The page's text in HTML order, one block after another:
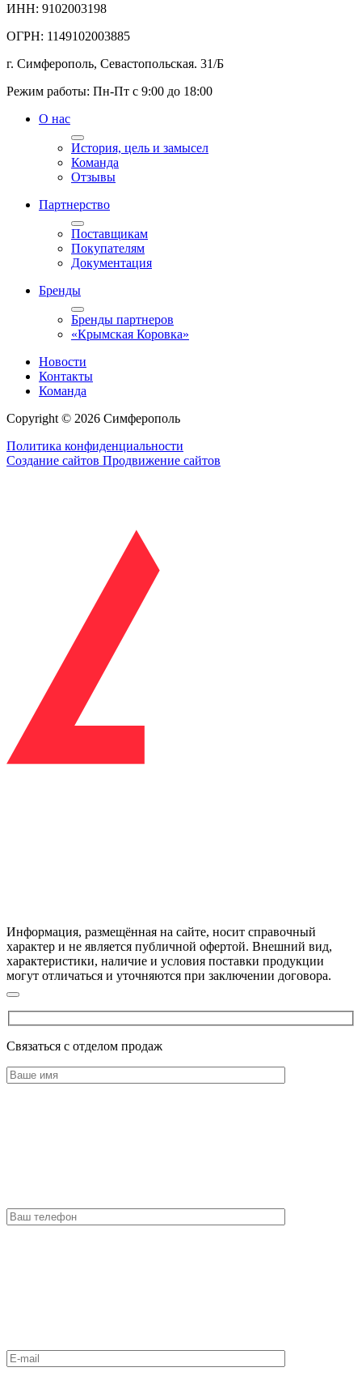
ИНН: 9102003198
ОГРН: 1149102003885
г. Симферополь, Севастопольская. 31/Б
Режим работы: Пн-Пт с 9:00 до 18:00
О нас
История, цель и замысел
Команда
Отзывы
Партнерство
Поставщикам
Покупателям
Документация
Бренды
Бренды партнеров
«Крымская Коровка»
Новости
Контакты
Команда
Copyright © 2026 Симферополь
Политика конфиденциальности
Создание сайтов Продвижение сайтов
Информация, размещённая на сайте, носит справочный
характер и не является публичной офертой. Внешний вид,
характеристики, наличие и условия поставки продукции
могут отличаться и уточняются при заключении договора.
Оставьте это поле пустым.
Связаться с отделом продаж